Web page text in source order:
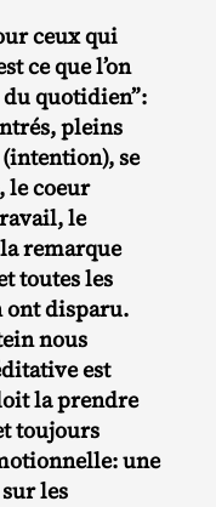
ceux qui
ce que l’on
quotidien”:
pleins
se
le coeur
le
remarque
toutes les
ont disparu.
nous
est
la prendre
toujours
une
les